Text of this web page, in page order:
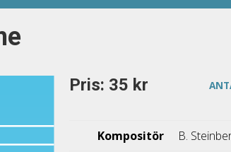
Pris: 35 kr
Kompositör
B.